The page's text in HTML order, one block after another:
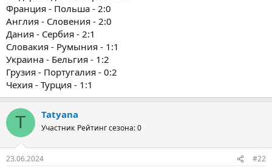
Франция - Польша - 2:0
Англия - Словения - 2:0
Дания - Сербия - 2:1
Словакия - Румыния - 1:1
Украина - Бельгия - 1:2
Грузия - Португалия - 0:2
Чехия - Турция - 1:1
T Tatyana
Участник Рейтинг сезона: 0
23.06.2024 #22